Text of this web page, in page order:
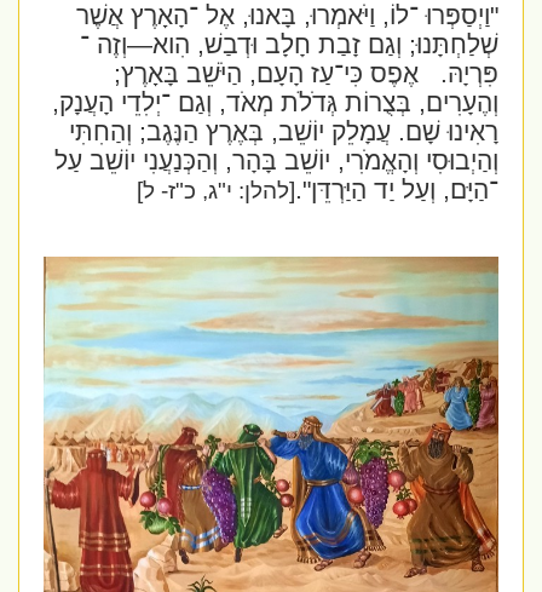
"וַיְסַפְּרוּ ־לוֹ, וַיֹּאמְרוּ, בָּאנוּ, אֶל ־הָאָרֶץ אֲשֶׁר
שְׁלַחְתָּנוּ; וְגַם זָבַת חָלָב וּדְבַשׁ, הִוא—וְזֶה ־
פִּרְיָהּ. אֶפֶס כִּי־עַז הָעָם, הַיֹּשֵׁב בָּאָרֶץ;
וְהֶעָרִים, בְּצֻרוֹת גְּדֹלֹת מְאֹד, וְגַם ־יְלִדֵי הָעֲנָק,
רָאִינוּ שָׁם. עֲמָלֵק יוֹשֵׁב, בְּאֶרֶץ הַנֶּגֶב; וְהַחִתִּי
וְהַיְבוּסִי וְהָאֱמֹרִי, יוֹשֵׁב בָּהָר, וְהַכְּנַעֲנִי יוֹשֵׁב עַל
־הַיָּם, וְעַל יַד הַיַּרְדֵּן".[להלן: י"ג, כ"ז- ל]